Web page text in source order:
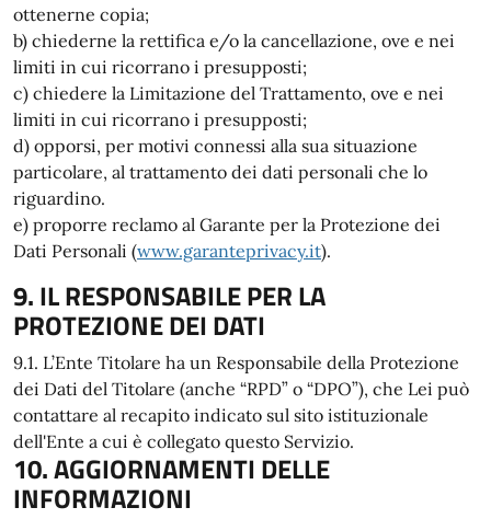
ottenerne copia;
b) chiederne la rettifica e/o la cancellazione, ove e nei
limiti in cui ricorrano i presupposti;
c) chiedere la Limitazione del Trattamento, ove e nei
limiti in cui ricorrano i presupposti;
d) opporsi, per motivi connessi alla sua situazione
particolare, al trattamento dei dati personali che lo
riguardino.
e) proporre reclamo al Garante per la Protezione dei
Dati Personali (www.garanteprivacy.it).
9. IL RESPONSABILE PER LA
PROTEZIONE DEI DATI
9.1. L’Ente Titolare ha un Responsabile della Protezione
dei Dati del Titolare (anche “RPD” o “DPO”), che Lei può
contattare al recapito indicato sul sito istituzionale
dell'Ente a cui è collegato questo Servizio.
10. AGGIORNAMENTI DELLE
INFORMAZIONI